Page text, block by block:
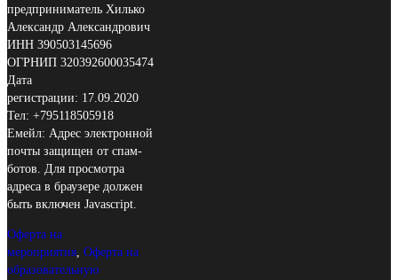
предприниматель Хилько
Александр Александрович
ИНН 390503145696
ОГРНИП 320392600035474
Дата
регистрации: 17.09.2020
Тел: +795118505918
Емейл: Адрес электронной
почты защищен от спам-
ботов. Для просмотра
адреса в браузере должен
быть включен Javascript.
Оферта на
мероприятия, Оферта на
образовательную